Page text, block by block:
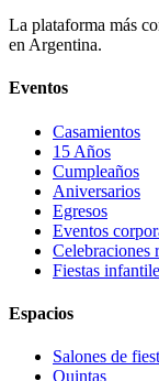
La plataforma más
en Argentina.
Eventos
Casamientos
15 Años
Cumpleaños
Aniversarios
Egresos
Eventos
Celebraciones
Fiestas
Espacios
Salones de
Quintas